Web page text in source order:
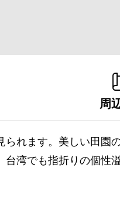
周
れます。美しい田園
湾でも指折りの個性